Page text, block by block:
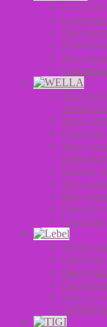
Уход за
Уход за
Уход за
линия
Уход
Уход для
Краски
Уход для
Уход для
Уход за